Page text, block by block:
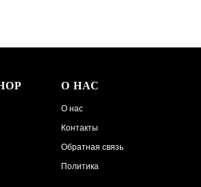
О НАС
О нас
Контакты
Обратная связь
Политика